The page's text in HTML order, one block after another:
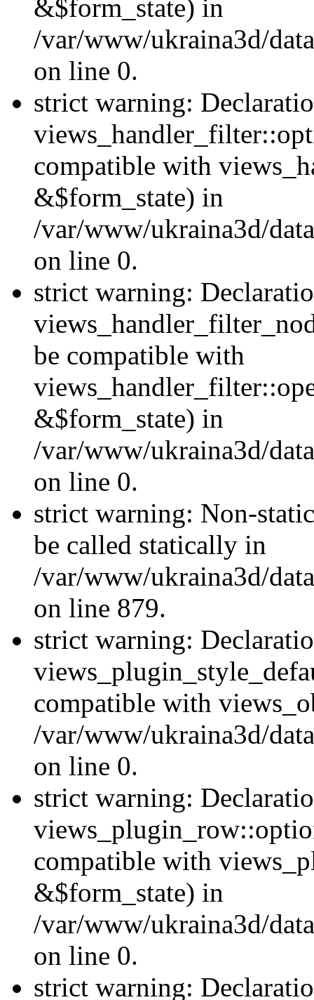
&$form_state) in
/var/www/ukraina3d/
on line 0.
strict warning:
compatible with
&$form_state) in
/var/www/ukraina3d/
on line 0.
strict warning:
be compatible with
&$form_state) in
/var/www/ukraina3d/
on line 0.
strict warning: Non-
be called statically in
/var/www/ukraina3d/
on line 879.
strict warning:
compatible with
/var/www/ukraina3d/
on line 0.
strict warning:
compatible with
&$form_state) in
/var/www/ukraina3d/
on line 0.
strict warning: